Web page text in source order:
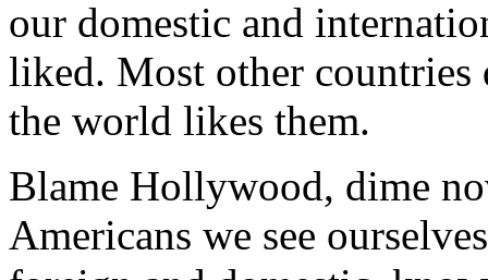
our domestic and
liked. Most other countries
the world likes them.
Blame Hollywood, dime
Americans we see ourselves